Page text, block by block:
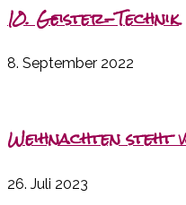
10. Geister-Technik
8. September 2022
Weihnachten
26. Juli 2023